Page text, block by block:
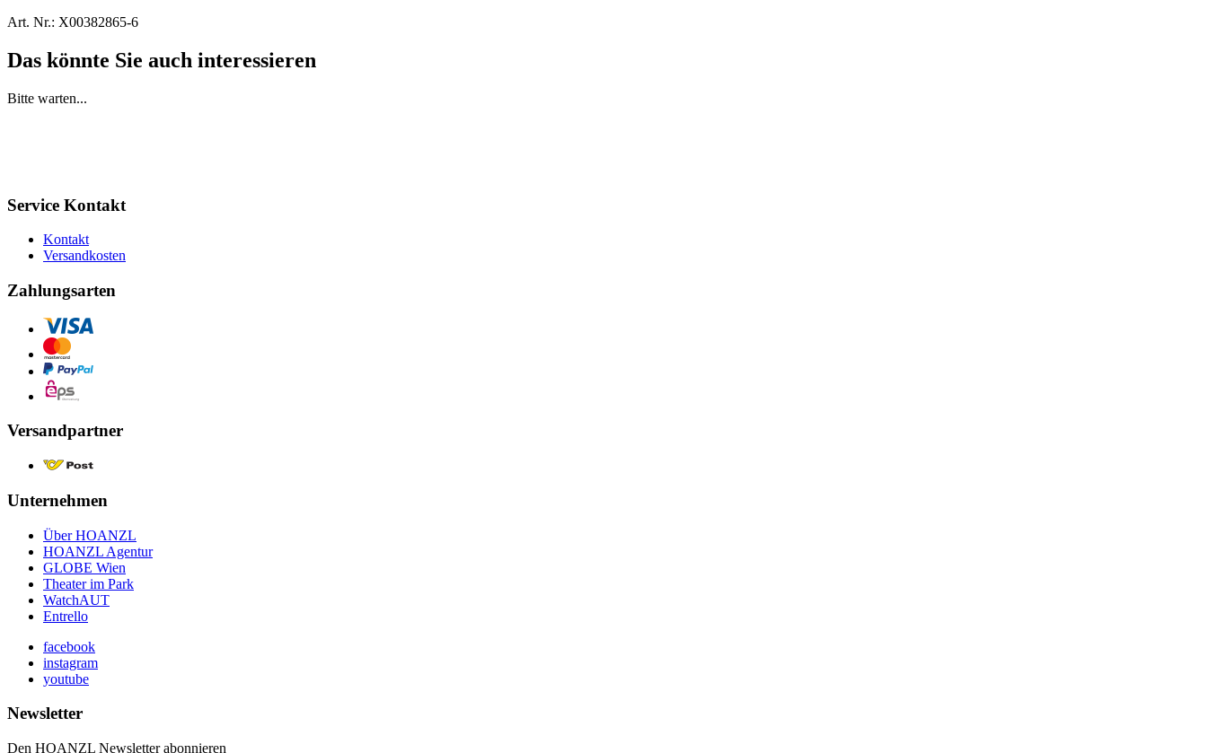
Art. Nr.: X00382865-6
Das könnte Sie auch interessieren
Bitte warten...
Service Kontakt
Kontakt
Versandkosten
Zahlungsarten
Versandpartner
Unternehmen
Über HOANZL
HOANZL Agentur
GLOBE Wien
Theater im Park
WatchAUT
Entrello
facebook
instagram
youtube
Newsletter
Den HOANZL Newsletter abonnieren